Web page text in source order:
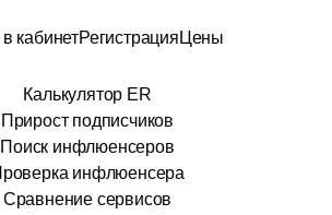
кабинетРегистрация Цены
Калькулятор ER
Прирост подписчиков
Поиск инфлюенсеров
инфлюенсера
Сравнение сервисов